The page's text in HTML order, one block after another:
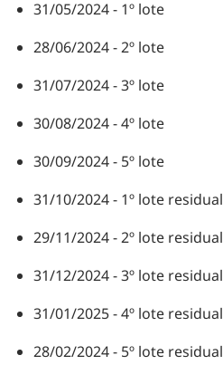
31/05/2024 - 1º lote
28/06/2024 - 2º lote
31/07/2024 - 3º lote
30/08/2024 - 4º lote
30/09/2024 - 5º lote
31/10/2024 - 1º lote residual
29/11/2024 - 2º lote residual
31/12/2024 - 3º lote residual
31/01/2025 - 4º lote residual
28/02/2024 - 5º lote residual